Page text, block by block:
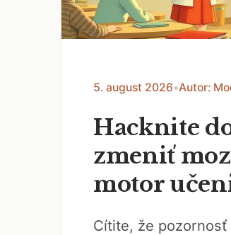
5. august 2026•Autor:
Hacknite
zmeniť
motor
Cítite, že